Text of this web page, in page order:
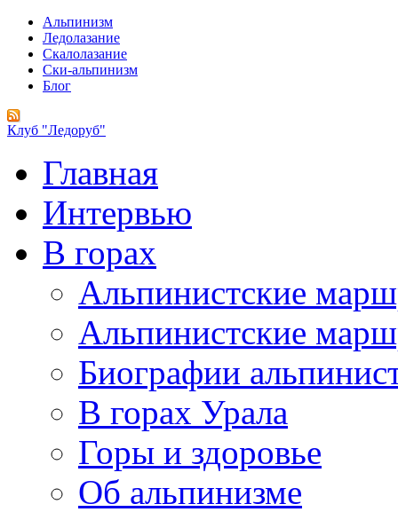
Альпинизм
Ледолазание
Скалолазание
Ски-альпинизм
Блог
Клуб "Ледоруб"
Главная
Интервью
В горах
Альпинистские
Альпинистские
Биографии
В горах Урала
Горы и здоровье
Об альпинизме